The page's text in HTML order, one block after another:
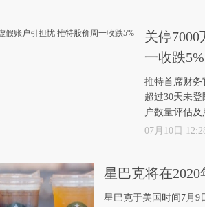
关停
一收跌5%
推特首席财务
超过30天未
户数量评估
07月10日
星巴克将在
星巴克于美国时间7月9